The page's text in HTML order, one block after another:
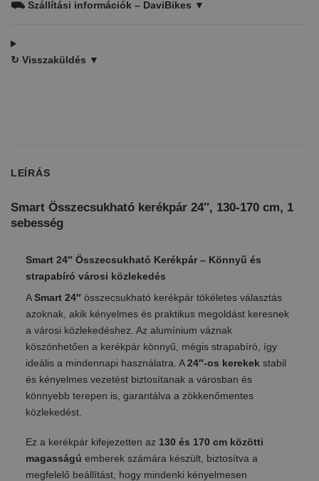
⛟ Szállítási információk – DaviBikes ▼
↻ Visszaküldés ▼
LEÍRÁS
Smart Összecsukható kerékpár 24″, 130-170 cm, 1
sebesség
Smart 24″ Összecsukható Kerékpár – Könnyű és
strapabíró városi közlekedés
ASmart 24″összecsukható kerékpár tökéletes választás
azoknak, akik kényelmes és praktikus megoldást keresnek
a városi közlekedéshez. Az alumínium váznak
köszönhetően a kerékpár könnyű, mégis strapabíró, így
ideális a mindennapi használatra. A24″-os kerekek stabil
és kényelmes vezetést biztosítanak a városban és
könnyebb terepen is, garantálva a zökkenőmentes
közlekedést.
Ez a kerékpár kifejezetten az 130 és 170 cm közötti
magasságú emberek számára készült, biztosítva a
megfelelő beállítást, hogy mindenki kényelmesen